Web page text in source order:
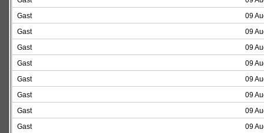
Gast
09
Gast
09
Gast
09
Gast
09
Gast
09
Gast
09
Gast
09
Gast
09